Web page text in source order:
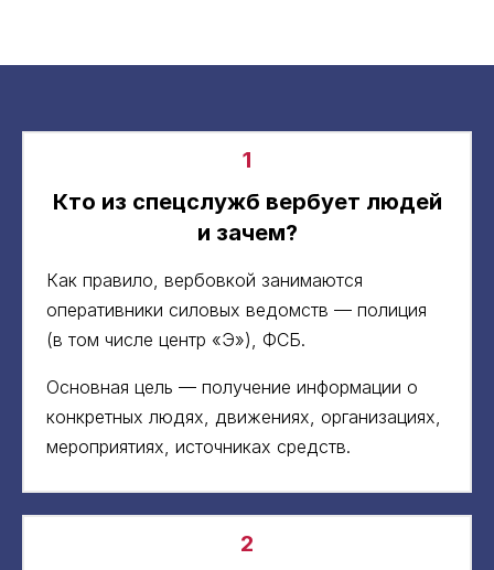
1
Кто из спецслужб вербует людей
и зачем?
Как правило, вербовкой занимаются
оперативники силовых ведомств — полиция
(в том числе центр «Э»), ФСБ.
Основная цель — получение информации о
конкретных людях, движениях, организациях,
мероприятиях, источниках средств.
2